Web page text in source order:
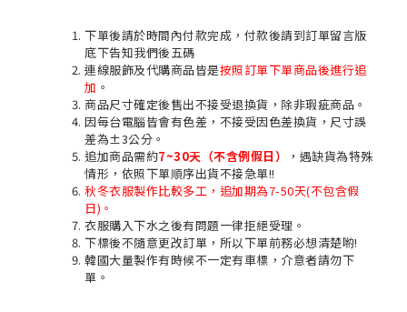
下單後請於時間內付款完成，付款後請到訂單留言版
底下告知我們後五碼
連線服飾及代購商品皆是按照訂單下單商品後進行追
加 。
商品尺寸確定後售出不接受退換貨，除非瑕疵商品。
因每台電腦皆會有色差，不接受因色差換貨，尺寸誤
差為±3公分。
追加商品需約7~30天（不含例假日）
，遇缺貨為特殊
情形，依照下單順序出貨不接急單!!
秋冬衣服製作比較多工，追加期為7-50天(不包含假
日)。
衣服購入下水之後有問題一律拒絕受理。
下標後不隨意更改訂單，所以下單前務必想清楚喲!
韓國大量製作有時候不一定有車標，介意者請勿下
單。